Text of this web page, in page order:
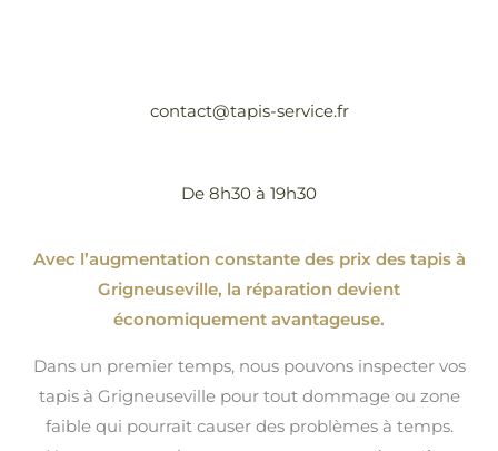
contact@tapis-service.fr
De 8h30 à 19h30
Avec l’augmentation constante des prix des tapis à
Grigneuseville, la réparation devient
économiquement avantageuse.
Dans un premier temps, nous pouvons inspecter vos
tapis à Grigneuseville pour tout dommage ou zone
faible qui pourrait causer des problèmes à temps.